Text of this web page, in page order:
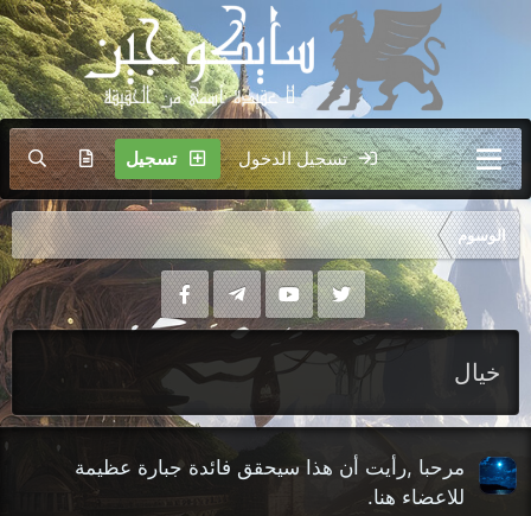
تسجيل الدخول تسجيل
الوسوم
خيال
مرحبا ,رأيت أن هذا سيحقق فائدة جبارة عظيمة
للاعضاء هنا.